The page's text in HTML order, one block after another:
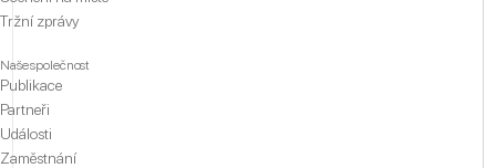
Tržní zprávy
Naše společnost
Publikace
Partneři
Události
Zaměstnání